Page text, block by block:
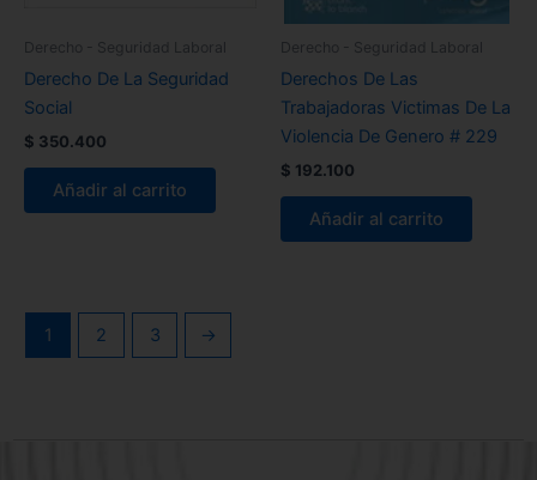
Derecho - Seguridad Laboral
Derecho De La Seguridad
Social
$ 350.400
Añadir al carrito
Derecho - Seguridad Laboral
Derechos De Las
Trabajadoras Victimas De La
Violencia De Genero # 229
$ 192.100
Añadir al carrito
1 2 3 →